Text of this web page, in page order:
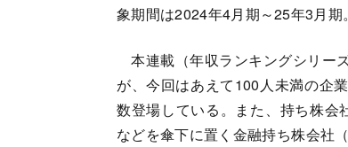
象期間は2024年4月期～25年3月期
本連載（年収ランキングシリー
が、今回はあえて100人未満の企
数登場している。また、持ち株
などを傘下に置く金融持ち株会社